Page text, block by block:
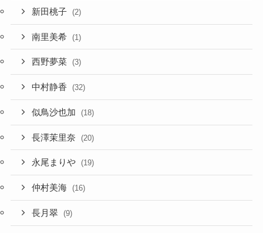
新田桃子 (2)
南里美希 (1)
西野夢菜 (3)
中村静香 (32)
似鳥沙也加 (18)
長澤茉里奈 (20)
永尾まりや (19)
仲村美海 (16)
長月翠 (9)